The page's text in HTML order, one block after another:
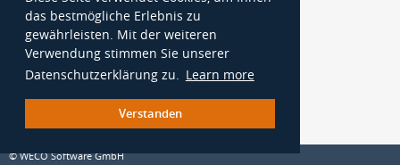
das bestmögliche Erlebnis zu
gewährleisten. Mit der weiteren
Verwendung stimmen Sie unserer
Datenschutzerklärung zu. Learn more
Verstanden
© WECO Software GmbH